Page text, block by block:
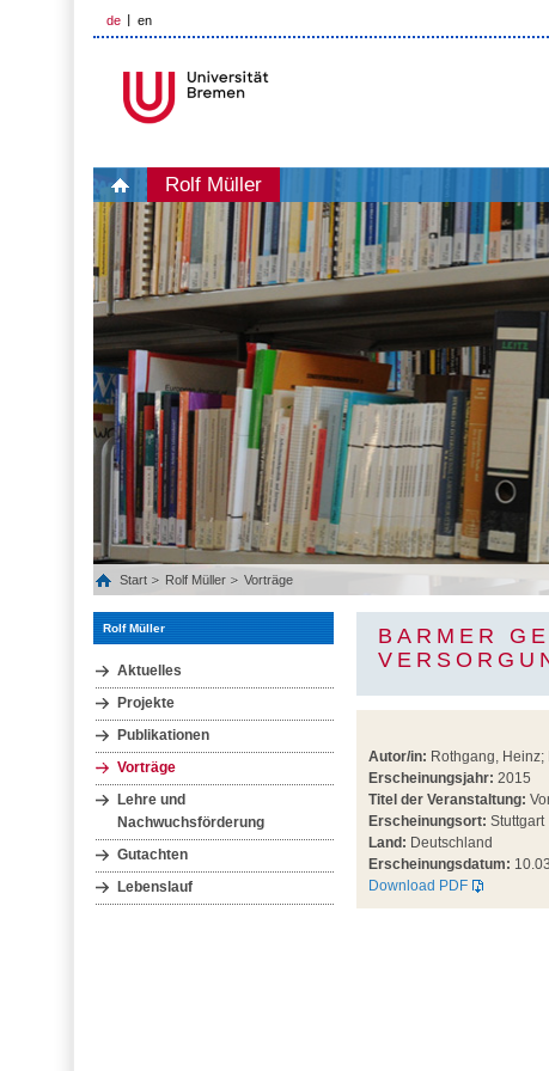
de en
Rolf Müller
Start Rolf Müller Vorträge
Rolf Müller
Aktuelles
Projekte
Publikationen
Vorträge
Lehre und
Nachwuchsförderung
Gutachten
Lebenslauf
BARMER
Autor/in: Rothgang,
Erscheinungsjahr: 2015
Titel der Veranstaltung:
Erscheinungsort: Stuttgart
Land: Deutschland
Erscheinungsdatum:
Download PDF